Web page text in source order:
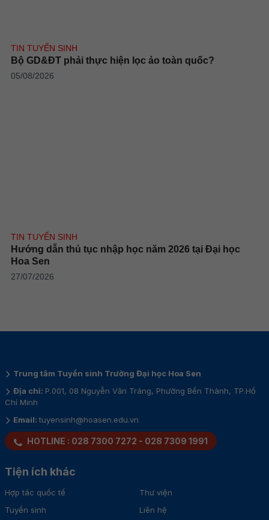
TIN TUYỂN SINH
Bộ GD&ĐT phải thực hiện lọc ảo toàn quốc?
05/08/2026
TIN TUYỂN SINH
Hướng dẫn thủ tục nhập học năm 2026 tại Đại học
Hoa Sen
27/07/2026
Trung tâm Tuyển sinh Trường Đại học Hoa Sen
Địa chỉ: P.001, 08 Nguyễn Văn Tráng, Phường Bến Thành, TP.Hồ
Chí Minh
Email:tuyensinh@hoasen.edu.vn
HOTLINE : 028 7300 7272 - 028 7309 1991
Tiện ích khác
Hợp tác quốc tế
Tuyển sinh
Thư viện
Liên hệ